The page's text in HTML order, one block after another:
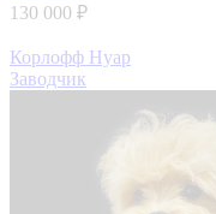
130 000 ₽
Корлофф Нуар
Заводчик